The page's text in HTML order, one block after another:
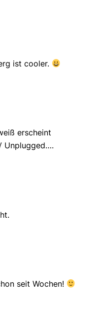
ist cooler.
erscheint
Unplugged….
seit Wochen!